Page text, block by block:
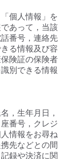
個人情報」を
あって，当該
番号，連絡先
る情報及び容
険証の保険者
別できる情報
，生年月日，
番号，クレジ
情報をお尋ね
先などとの間
録や決済に関